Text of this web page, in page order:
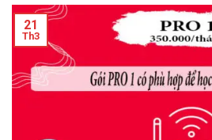
21
Th3